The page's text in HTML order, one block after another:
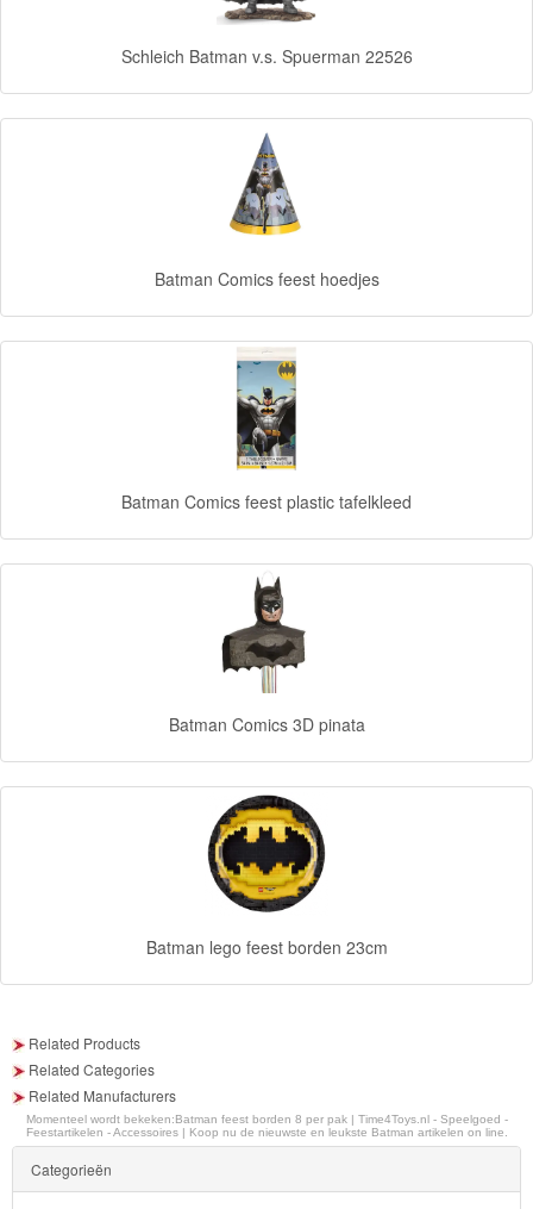
Feestartikelen
etui
Goede
dinosaurus
Hello
Kitty
Minions
Ben
10
Fairies
Megabloks
Schleich Batman v.s. Spuerman 22526
Batman Comics feest hoedjes
Batman Comics feest plastic tafelkleed
Batman Comics 3D pinata
Batman lego feest borden 23cm
Related Products
Related Categories
Related Manufacturers
Momenteel wordt bekeken:Batman feest borden 8 per pak | Time4Toys.nl - Speelgoed -
Feestartikelen - Accessoires | Koop nu de nieuwste en leukste Batman artikelen on line.
Categorieën